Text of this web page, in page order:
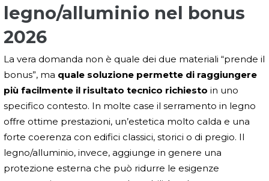
legno/alluminio nel bonus
2026
La vera domanda non è quale dei due materiali “prende il
bonus”, ma quale soluzione permette di raggiungere
più facilmente il risultato tecnico richiesto in uno
specifico contesto. In molte case il serramento in legno
offre ottime prestazioni, un’estetica molto calda e una
forte coerenza con edifici classici, storici o di pregio. Il
legno/alluminio, invece, aggiunge in genere una
protezione esterna che può ridurre le esigenze